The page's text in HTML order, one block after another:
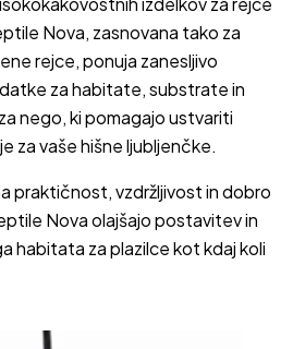
Nova, zasnovana tako za
rejce, ponuja zanesljivo
za habitate, substrate in
nego, ki pomagajo ustvariti
za vaše hišne ljubljenčke.
praktičnost, vzdržljivost in dobro
Nova olajšajo postavitev in
habitata za plazilce kot kdaj koli